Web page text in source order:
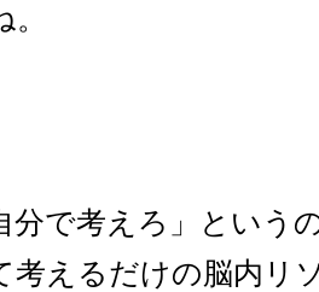
分で考えろ」という
考えるだけの脳内リ